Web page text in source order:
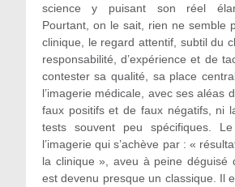
science y puisant son réel élan
Pourtant, on le sait, rien ne semble
clinique, le regard attentif, subtil du
responsabilité, d’expérience et de
contester sa qualité, sa place
l’imagerie médicale, avec ses aléas
faux positifs et de faux négatifs, ni
tests souvent peu spécifiques.
l’imagerie qui s’achève par : «
la clinique », aveu à peine déguisé
est devenu presque un classique. Il